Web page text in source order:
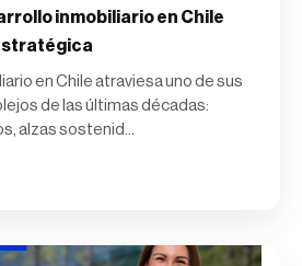
inmobiliario en Chile
en Chile atraviesa uno de sus
de las últimas décadas:
alzas sostenid...